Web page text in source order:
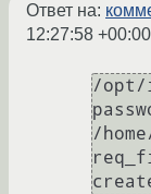
Ответ на:
12:27:58 +00:00
/opt/
/